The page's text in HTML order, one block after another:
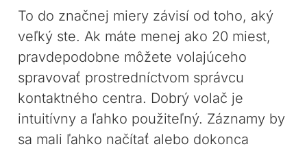
To do značnej miery závisí od toho, aký
veľký ste. Ak máte menej ako 20 miest,
pravdepodobne môžete volajúceho
spravovať prostredníctvom správcu
kontaktného centra. Dobrý volač je
intuitívny a ľahko použiteľný. Záznamy by
sa mali ľahko načítať alebo dokonca